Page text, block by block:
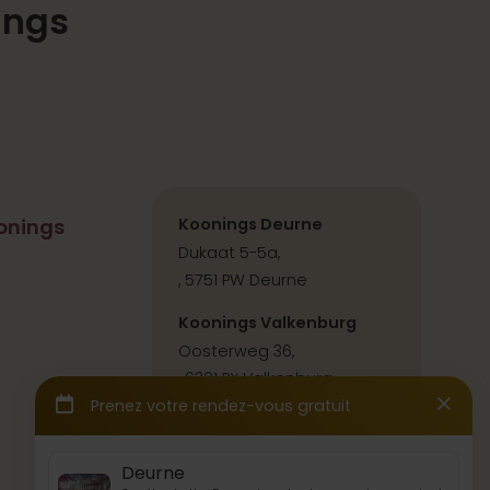
Koonings Deurne
Dukaat 5-5a,
, 5751 PW Deurne
Koonings Valkenburg
Oosterweg 36,
, 6301 PX Valkenburg
Contact & itinéraire